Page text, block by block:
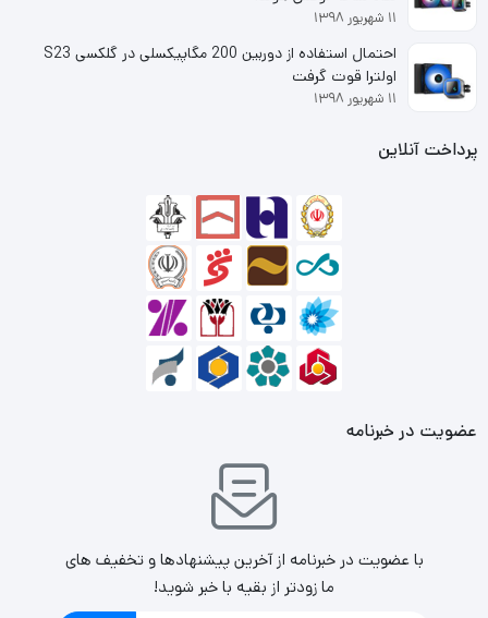
۱۱ شهریور ۱۳۹۸
احتمال استفاده از دوربین 200 مگاپیکسلی در گلکسی S23
اولترا قوت گرفت
۱۱ شهریور ۱۳۹۸
پرداخت آنلاین
عضویت در خبرنامه
با عضویت در خبرنامه از آخرین پیشنهادها و تخفیف های
ما زودتر از بقیه با خبر شوید!